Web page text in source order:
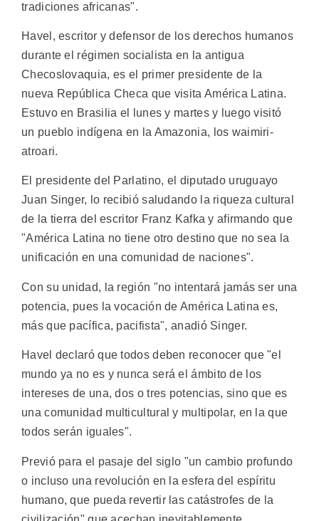
tradiciones africanas".
Havel, escritor y defensor de los derechos humanos
durante el régimen socialista en la antigua
Checoslovaquia, es el primer presidente de la
nueva República Checa que visita América Latina.
Estuvo en Brasilia el lunes y martes y luego visitó
un pueblo indígena en la Amazonia, los waimiri-
atroari.
El presidente del Parlatino, el diputado uruguayo
Juan Singer, lo recibió saludando la riqueza cultural
de la tierra del escritor Franz Kafka y afirmando que
"América Latina no tiene otro destino que no sea la
unificación en una comunidad de naciones".
Con su unidad, la región "no intentará jamás ser una
potencia, pues la vocación de América Latina es,
más que pacífica, pacifista", anadió Singer.
Havel declaró que todos deben reconocer que "el
mundo ya no es y nunca será el ámbito de los
intereses de una, dos o tres potencias, sino que es
una comunidad multicultural y multipolar, en la que
todos serán iguales".
Previó para el pasaje del siglo "un cambio profundo
o incluso una revolución en la esfera del espíritu
humano, que pueda revertir las catástrofes de la